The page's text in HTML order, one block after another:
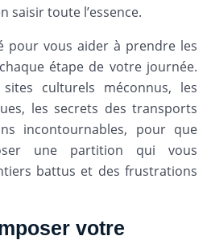
saisir toute l’essence.
pour vous aider à prendre les
étape de votre journée.
culturels méconnus, les
les secrets des transports
incontournables, pour que
une partition qui vous
battus et des frustrations
votre